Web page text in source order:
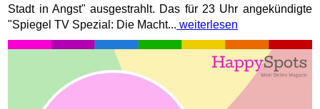
Stadt in Angst" ausgestrahlt. Das für 23 Uhr angekündigte
"Spiegel TV Spezial: Die Macht... weiterlesen